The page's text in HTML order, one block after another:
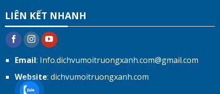
LIÊN KẾT NHANH
Email: Info.dichvumoitruongxanh.com@gmail.com
Website: dichvumoitruongxanh.com